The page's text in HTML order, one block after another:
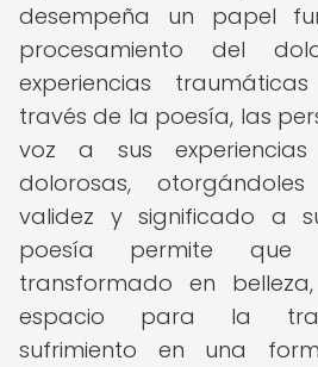
desempeña un papel
procesamiento del
experiencias
través de la poesía, las
voz a sus
dolorosas,
validez y significado a
poesía permite
transformado en
espacio para la
sufrimiento en una